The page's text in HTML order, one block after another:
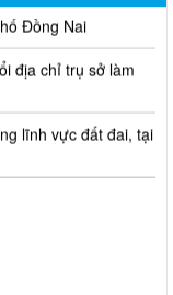
địa chỉ trụ sở làm
lĩnh vực đất đai, tại